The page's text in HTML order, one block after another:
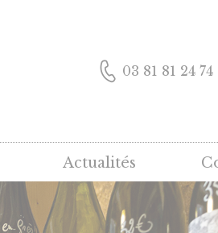
03 81 81 24 74
Actualités